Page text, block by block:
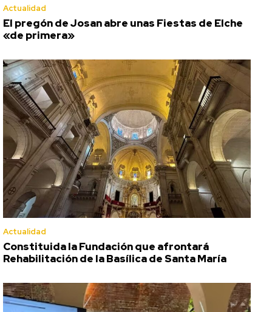
Actualidad
El pregón de Josan abre unas Fiestas de Elche
«de primera»
Actualidad
Constituida la Fundación que afrontará
Rehabilitación de la Basílica de Santa María